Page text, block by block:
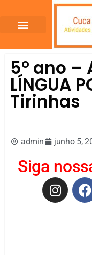
5º ano –
LÍNGUA
Tirinhas
admin junho 5,
Siga